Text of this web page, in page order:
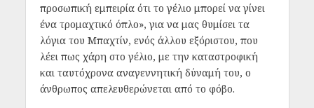
προσωπική εμπειρία ότι το γέλιο μπορεί να γίνει
ένα τρομαχτικό όπλο», για να μας θυμίσει τα
λόγια του Μπαχτίν, ενός άλλου εξόριστου, που
λέει πως χάρη στο γέλιο, με την καταστροφική
και ταυτόχρονα αναγεννητική δύναμή του, ο
άνθρωπος απελευθερώνεται από το φόβο.